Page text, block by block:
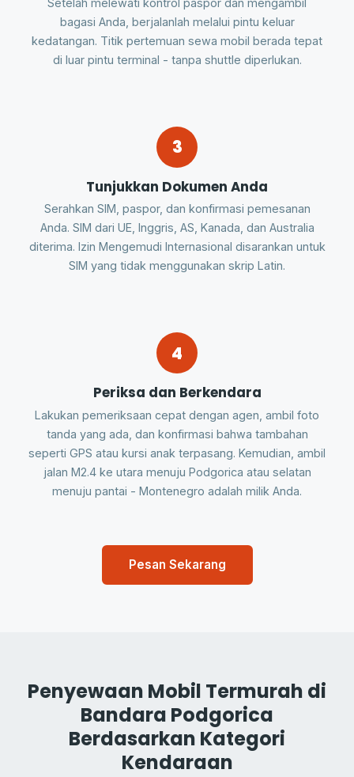
bagasi Anda, berjalanlah melalui pintu keluar
kedatangan. Titik pertemuan sewa mobil berada tepat
di luar pintu terminal - tanpa shuttle diperlukan.
3
Tunjukkan Dokumen Anda
Serahkan SIM, paspor, dan konfirmasi pemesanan
Anda. SIM dari UE, Inggris, AS, Kanada, dan Australia
diterima. Izin Mengemudi Internasional disarankan untuk
SIM yang tidak menggunakan skrip Latin.
4
Periksa dan Berkendara
Lakukan pemeriksaan cepat dengan agen, ambil foto
tanda yang ada, dan konfirmasi bahwa tambahan
seperti GPS atau kursi anak terpasang. Kemudian, ambil
jalan M2.4 ke utara menuju Podgorica atau selatan
menuju pantai - Montenegro adalah milik Anda.
Pesan Sekarang
Penyewaan Mobil Termurah di
Bandara Podgorica
Berdasarkan Kategori
Kendaraan